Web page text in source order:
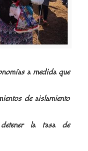
a medida que
de aislamiento
la tasa de